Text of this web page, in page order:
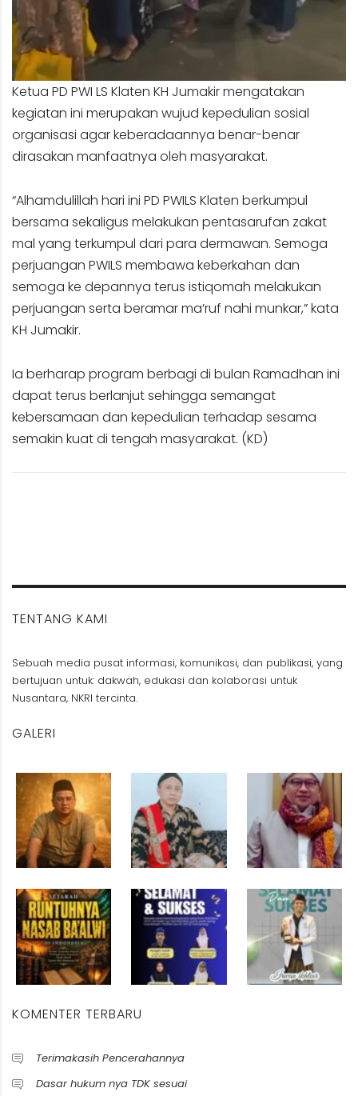
Ketua PD PWI LS Klaten KH Jumakir mengatakan
kegiatan ini merupakan wujud kepedulian sosial
organisasi agar keberadaannya benar-benar
dirasakan manfaatnya oleh masyarakat.
“Alhamdulillah hari ini PD PWILS Klaten berkumpul
bersama sekaligus melakukan pentasarufan zakat
mal yang terkumpul dari para dermawan. Semoga
perjuangan PWILS membawa keberkahan dan
semoga ke depannya terus istiqomah melakukan
perjuangan serta beramar ma’ruf nahi munkar,” kata
KH Jumakir.
Ia berharap program berbagi di bulan Ramadhan ini
dapat terus berlanjut sehingga semangat
kebersamaan dan kepedulian terhadap sesama
semakin kuat di tengah masyarakat. (KD)
TENTANG KAMI
Sebuah media pusat informasi, komunikasi, dan publikasi, yang
bertujuan untuk: dakwah, edukasi dan kolaborasi untuk
Nusantara, NKRI tercinta.
GALERI
KOMENTER TERBARU
Terimakasih Pencerahannya
Dasar hukum nya TDK sesuai